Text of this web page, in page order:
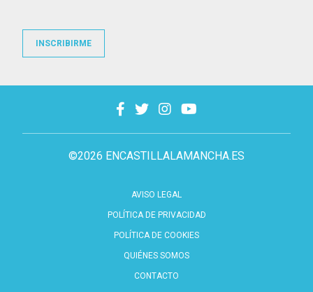
©2026 ENCASTILLALAMANCHA.ES
AVISO LEGAL
POLÍTICA DE PRIVACIDAD
POLÍTICA DE COOKIES
QUIÉNES SOMOS
CONTACTO
INSCRIBIRME